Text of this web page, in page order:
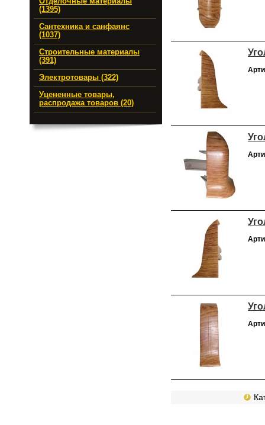
(1395)
Сантехника и санфаянс
(1037)
Строительные материалы
(391)
Электротовары (322)
Уцененные товары,
распродажа товаров (20)